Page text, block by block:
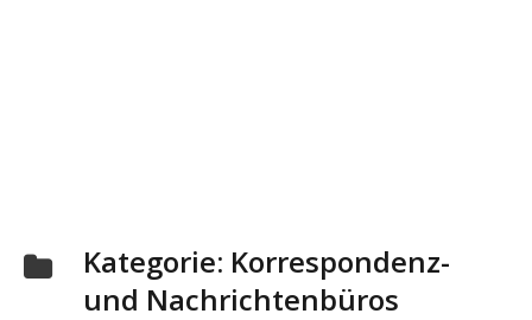
Kategorie: Korrespondenz-
und Nachrichtenbüros